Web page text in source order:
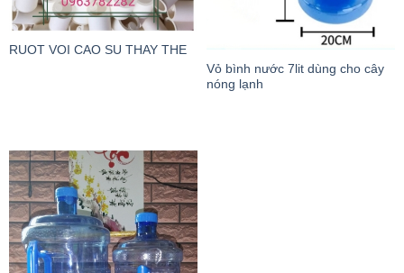
RUOT VOI CAO SU THAY THE
Vỏ bình nước 7lit dùng cho cây
nóng lạnh